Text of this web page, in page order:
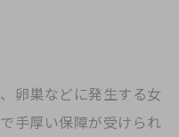
卵巣などに発生する女
手厚い保障が受けられ